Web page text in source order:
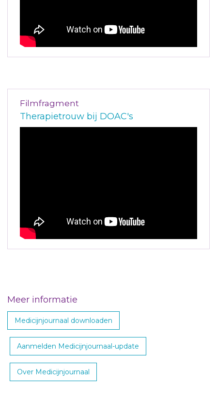
Filmfragment
Therapietrouw bij DOAC's
Meer informatie
Medicijnjournaal downloaden
Aanmelden Medicijnjournaal-update
Over Medicijnjournaal